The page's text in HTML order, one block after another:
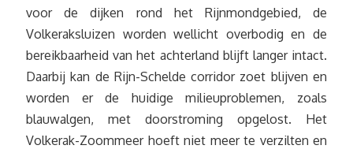
voor de dijken rond het Rijnmondgebied, de
Volkeraksluizen worden wellicht overbodig en de
bereikbaarheid van het achterland blijft langer intact.
Daarbij kan de Rijn-Schelde corridor zoet blijven en
worden er de huidige milieuproblemen, zoals
blauwalgen, met doorstroming opgelost. Het
Volkerak-Zoommeer hoeft niet meer te verzilten en